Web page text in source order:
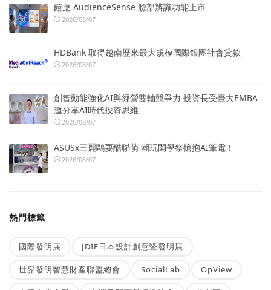
鎧應 AudienceSense 臉部辨識功能上市
2026/08/07
HDBank 取得越南歷來最大規模國際銀團社會貸款
2026/08/07
創智動能強化AI與經營雙軸競爭力 投資長受臺大EMBA
邀分享AI時代投資思維
2026/08/07
ASUSx三麗鷗耍酷聯萌 潮玩開學祭搶抱AI筆電！
2026/08/07
熱門標籤
國際發明展 JDIE日本設計創意暨發明展
世界發明智慧財產聯盟總會 SocialLab OpView